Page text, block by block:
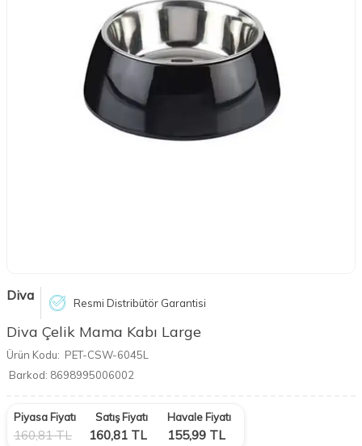
Diva Resmi Distribütör Garantisi
Diva Çelik Mama Kabı Large
Ürün Kodu: PET-CSW-6045L
Barkod: 8698995006002
Piyasa Fiyatı
160,81TL
Satış Fiyatı
160,81 TL
Havale Fiyatı
155,99 TL